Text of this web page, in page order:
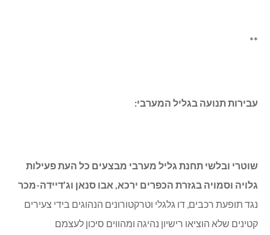
**
עבירות תנועה בגליל המערבי:
שוטרי ובלשי תחנת גליל מערבי מבצעים כל העת פעילות
גלויה וסמויה בגזרת הכפרים ירכא, אבו סנאן וג’דיידה-מכר
נגד תופעת רכבים, דו גלגלי וטרקטורונים הנהוגים בידי צעירים
קטינים שלא הוציאו רישיון נהיגה ומהווים סיכון לעצמם